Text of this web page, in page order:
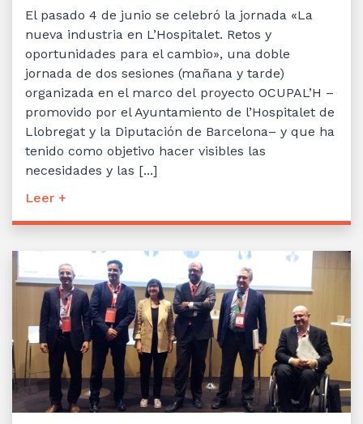
El pasado 4 de junio se celebró la jornada «La
nueva industria en L’Hospitalet. Retos y
oportunidades para el cambio», una doble
jornada de dos sesiones (mañana y tarde)
organizada en el marco del proyecto OCUPAL’H –
promovido por el Ayuntamiento de l’Hospitalet de
Llobregat y la Diputación de Barcelona– y que ha
tenido como objetivo hacer visibles las
necesidades y las [...]
Leer +